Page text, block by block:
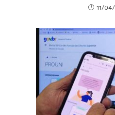
11/